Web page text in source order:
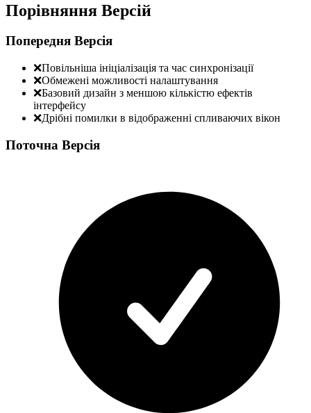
Порівняння Версій
Попередня Версія
❌Повільніша ініціалізація та час синхронізації
❌Обмежені можливості налаштування
❌Базовий дизайн з меншою кількістю ефектів
інтерфейсу
❌Дрібні помилки в відображенні спливаючих вікон
Поточна Версія